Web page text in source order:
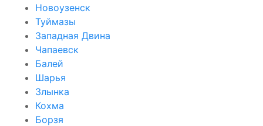
Новоузенск
Туймазы
Западная Двина
Чапаевск
Балей
Шарья
Злынка
Кохма
Борзя